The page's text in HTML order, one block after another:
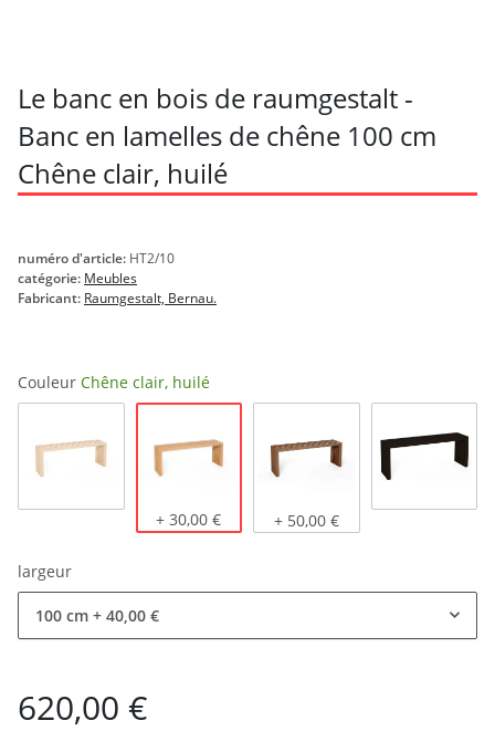
Le banc en bois de raumgestalt -
Banc en lamelles de chêne 100 cm
Chêne clair, huilé
numéro d'article: HT2/10
catégorie: Meubles
Fabricant: Raumgestalt, Bernau.
Couleur Chêne clair, huilé
Chêne naturelChêne clair, huilé
+ 30,00 € Chêne foncé, huilé
+ 50,00 €
largeur
100 cm + 40,00 €
620,00 €